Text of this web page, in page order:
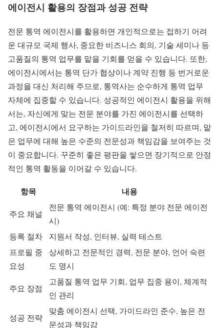
에이전시 활용의 장점과 성공 전략
전문 통역 에이전시를 활용하면 개인적으로는 접하기 어려
운 대규모 국제 행사, 중요한 비즈니스 회의, 기술 세미나 등
고품질의 통역 업무를 맡을 기회를 얻을 수 있습니다. 또한,
에이전시에서는 통역 단가 협상이나 계약 진행 등 번거로운
과정을 대신 처리해 주므로, 통역사는 순수하게 통역 업무
자체에 집중할 수 있습니다. 성공적인 에이전시 활용을 위해
서는, 자신에게 맞는 전문 분야를 가진 에이전시를 선택하
고, 에이전시에서 요구하는 가이드라인을 철저히 따르며, 맡
은 업무에 대해 높은 수준의 전문성과 책임감을 보여주는 것
이 중요합니다. 꾸준히 좋은 평판을 쌓으면 장기적으로 안정
적인 통역 활동을 이어갈 수 있습니다.
항목 내용
주요 채널
전문 통역 에이전시 (예: 특정 분야 전문 에이전
시)
등록 절차
지원서 작성, 인터뷰, 실력 테스트
프로필 중
요성
상세하고 전문적인 경력, 전문 분야, 언어 숙련
도 명시
주요 장점
고품질 통역 업무 기회, 업무 집중 용이, 체계적
인 관리
성공 전략
맞춤 에이전시 선택, 가이드라인 준수, 높은 전
문성과 책임감